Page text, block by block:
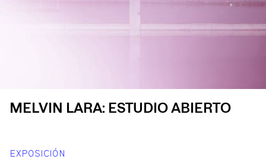
MELVIN LARA: ESTUDIO ABIERTO
EXPOSICIÓN